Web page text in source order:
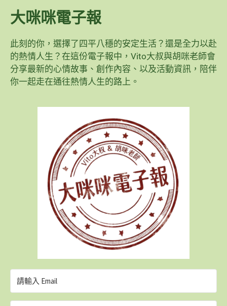
大咪咪電子報
此刻的你，選擇了四平八穩的安定生活？還是全力以赴
的熱情人生？在這份電子報中，Vito大叔與胡咪老師會
分享最新的心情故事、創作內容、以及活動資訊，陪伴
你一起走在通往熱情人生的路上。